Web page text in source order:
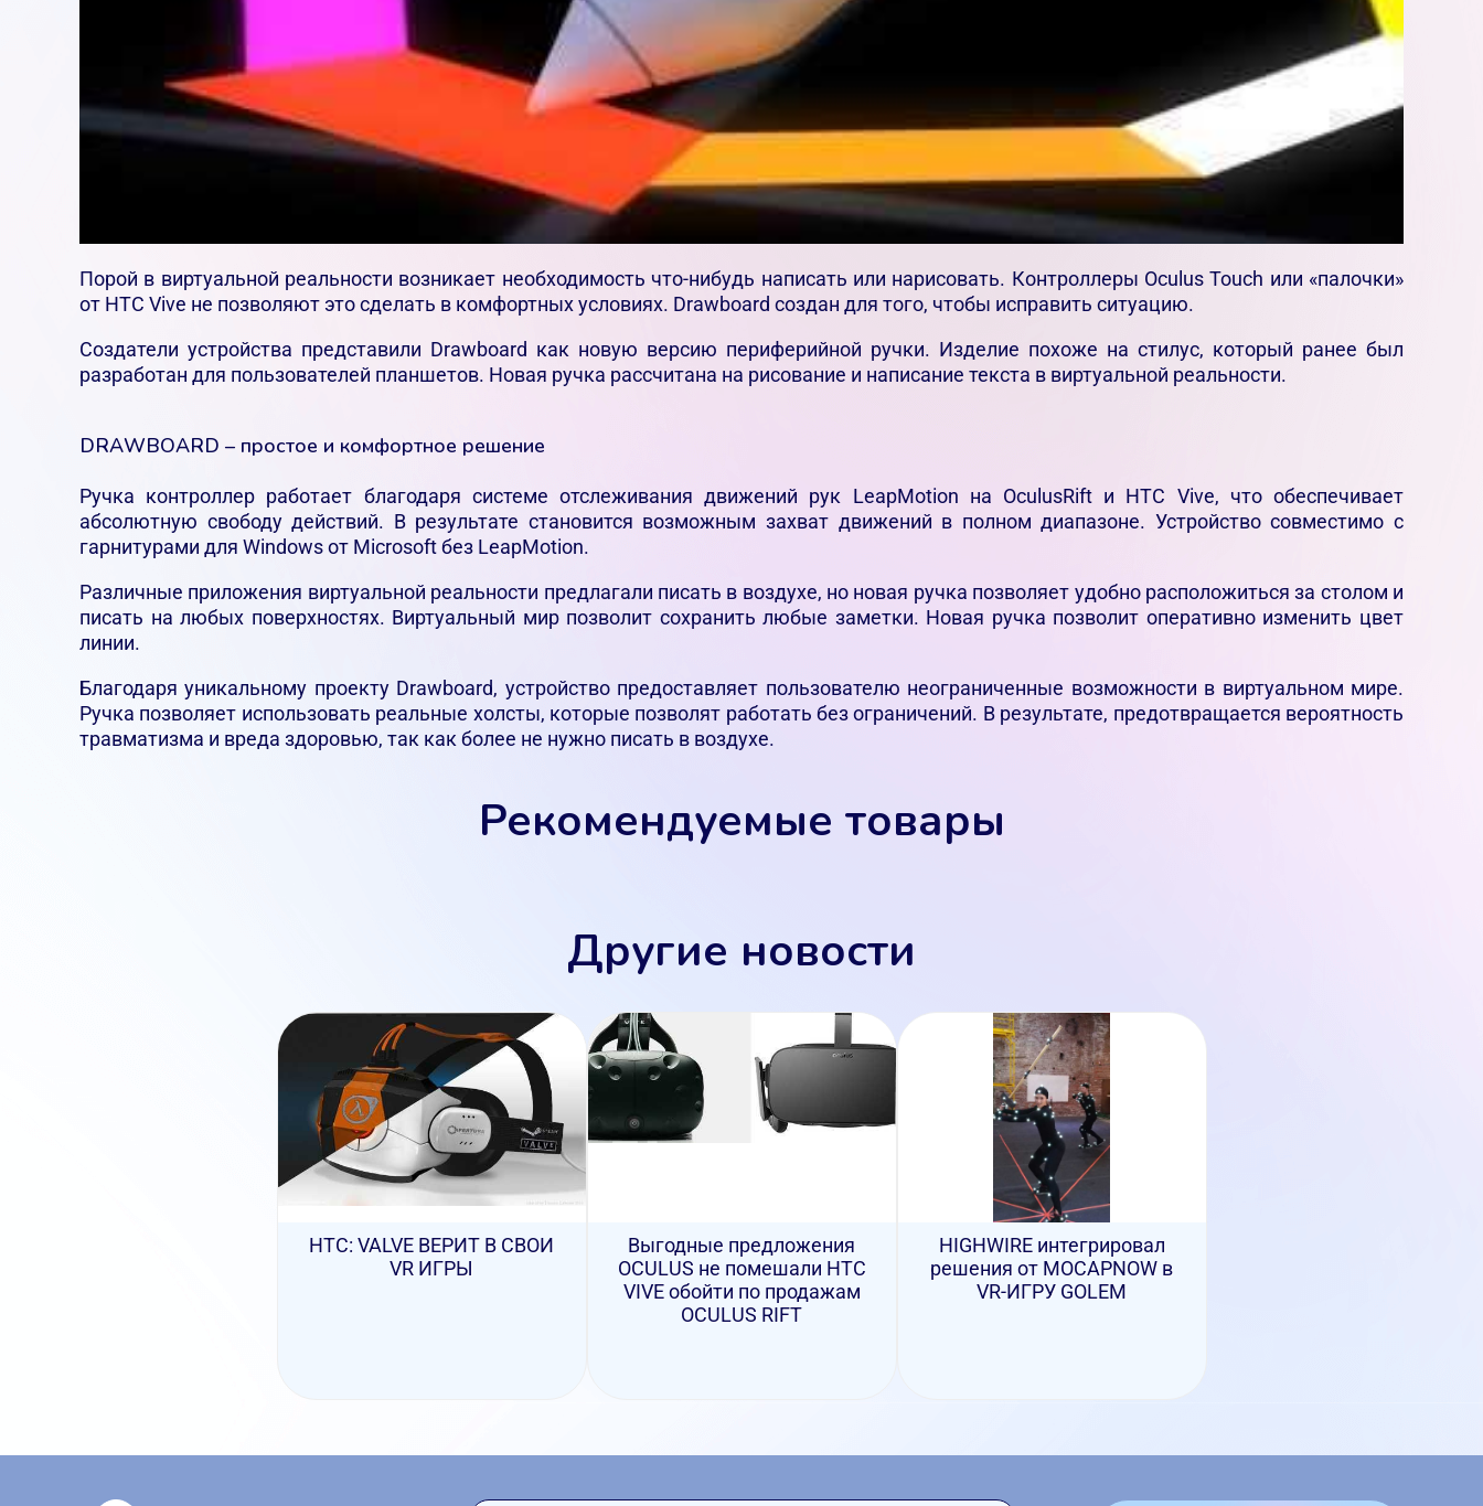
Порой в виртуальной реальности возникает необходимость что-нибудь написать или нарисовать. Контроллеры Oculus Touch или «палочки»
от HTC Vive не позволяют это сделать в комфортных условиях. Drawboard создан для того, чтобы исправить ситуацию.
Создатели устройства представили Drawboard как новую версию периферийной ручки. Изделие похоже на стилус, который ранее был
разработан для пользователей планшетов. Новая ручка рассчитана на рисование и написание текста в виртуальной реальности.
DRAWBOARD – простое и комфортное решение
Ручка контроллер работает благодаря системе отслеживания движений рук LeapMotion на OculusRift и HTC Vive, что обеспечивает
абсолютную свободу действий. В результате становится возможным захват движений в полном диапазоне. Устройство совместимо с
гарнитурами для Windows от Microsoft без LeapMotion.
Различные приложения виртуальной реальности предлагали писать в воздухе, но новая ручка позволяет удобно расположиться за столом и
писать на любых поверхностях. Виртуальный мир позволит сохранить любые заметки. Новая ручка позволит оперативно изменить цвет
линии.
Благодаря уникальному проекту Drawboard, устройство предоставляет пользователю неограниченные возможности в виртуальном мире.
Ручка позволяет использовать реальные холсты, которые позволят работать без ограничений. В результате, предотвращается вероятность
травматизма и вреда здоровью, так как более не нужно писать в воздухе.
Рекомендуемые товары
Другие новости
HTC: VALVE ВЕРИТ В СВОИ
VR ИГРЫ
Выгодные предложения
OCULUS не помешали HTC
VIVE обойти по продажам
OCULUS RIFT
HIGHWIRE интегрировал
решения от MOCAPNOW в
VR-ИГРУ GOLEM